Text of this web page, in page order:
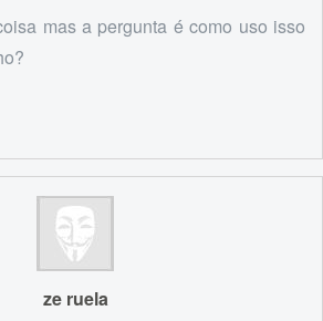
mas a pergunta é como uso isso
ze ruela